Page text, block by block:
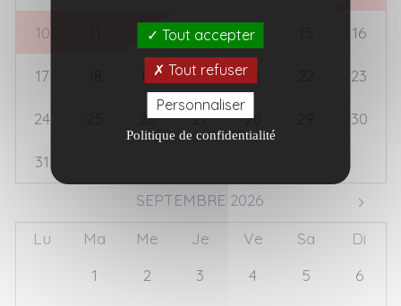
10 12 13 14 16
17 20 21 23
24 26 27 28 30
31
SEPTEMBRE 2026
Lu Ma Me Je Ve Sa
Di
1 2 3 4 5 6
Tout accepter
Tout refuser
Personnaliser
Politique de confidentialité